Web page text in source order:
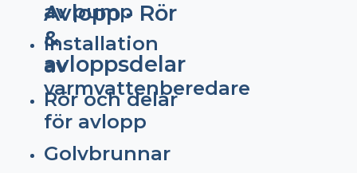
av pump
Installation
av
varmvattenberedare
Avlopp - Rör
&
avloppsdelar
Rör och delar
för avlopp
Golvbrunnar